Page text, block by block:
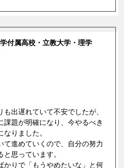
付属高校・立教大学・理学
も出遅れていて不安でしたが、
課題が明確になり、今やるべき
りました。
て進めていくので、自分の努力
思っています。
かりで「もうやめたいな」と何